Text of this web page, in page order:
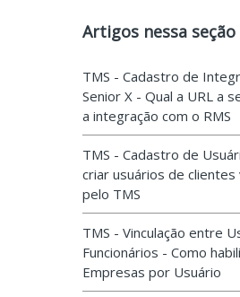
Artigos nessa seção
TMS - Cadastro de
Senior X - Qual a URL a
a integração com o RMS
TMS - Cadastro de
criar usuários de clientes
pelo TMS
TMS - Vinculação entre
Funcionários - Como
Empresas por Usuário